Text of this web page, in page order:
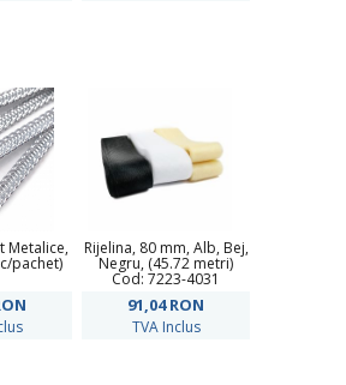
Metalice,
pachet)
Rijelina, 80 mm, Alb, Bej,
Negru, (45.72 metri)
Cod: 7223-4031
91,04RON
TVA Inclus